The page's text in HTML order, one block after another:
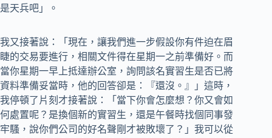
是天兵吧」。
我又接著說：「現在，讓我們進一步假設你有件迫在眉
睫的交易要進行，相關文件得在星期一之前準備好。而
當你星期一早上抵達辦公室，詢問該名實習生是否已將
資料準備妥當時，他的回答卻是：『還沒。』」這時，
我停頓了片刻才接著說：「當下你會怎麼想？你又會如
何處置呢？是換個新的實習生，還是午餐時找個同事發
牢騷，說你們公司的好名聲剛才被敗壞了？」我可以從